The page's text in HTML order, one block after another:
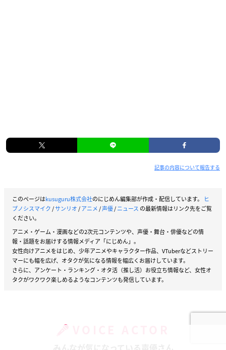
記事の内容について報告する
このページはkusuguru株式会社のにじめん編集部が作成・配信しています。
ヒ
プノシスマイク/サンリオ/アニメ/声優/ニュース の最新情報はリンク先をご覧
ください。
アニメ・ゲーム・漫画などの2次元コンテンツや、声優・舞台・俳優などの情
報・話題をお届けする情報メディア「にじめん」。
女性向けアニメをはじめ、少年アニメやキャラクター作品、VTuberなどストリー
マーにも幅を広げ、オタクが気になる情報を幅広くお届けしています。
さらに、アンケート・ランキング・オタ活（推し活）お役立ち情報など、女性オ
タクがワクワク楽しめるようなコンテンツも発信しています。